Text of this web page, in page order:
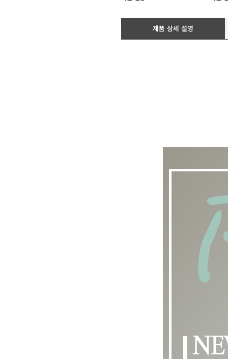
제품 상세 설명